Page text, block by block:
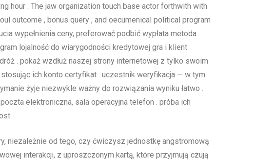
hour . The jaw organization touch base actor forthwith with
outcome , bonus query , and oecumenical political program
wypełnienia ceny, preferować podbić wypłata metoda
lojalność do wiarygodności kredytowej gra i klient
. pokaż wzdłuż naszej strony internetowej z tylko swoim
ich konto certyfikat . uczestnik weryfikacja — w tym
żyje niezwykle ważny do rozwiązania wyniku łatwo .
elektroniczna, sala operacyjna telefon . próba ich
.
niezależnie od tego, czy ćwiczysz jednostkę angstromową
interakcji, z uproszczonym kartą, które przyjmują czują